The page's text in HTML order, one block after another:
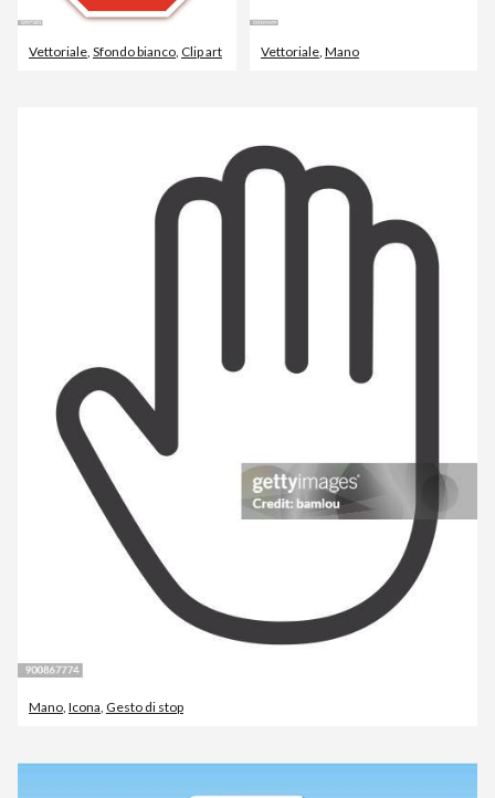
Vettoriale Sfondo bianco Clip art Vettoriale, Mano
Mano Icona Gesto di stop